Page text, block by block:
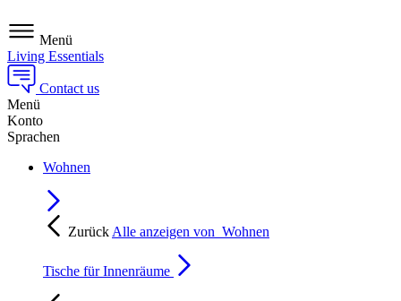
Menü
Living Essentials
Contact us
Menü
Konto
Sprachen
Wohnen
Zurück Alle anzeigen von Wohnen
Tische für Innenräume